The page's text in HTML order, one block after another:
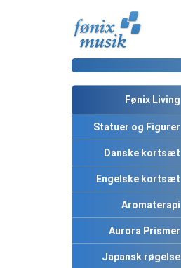
Fønix Living
Statuer og Figurer
Danske kortsæt
Engelske kortsæt
Aromaterapi
Aurora Prismer
Japansk røgelse